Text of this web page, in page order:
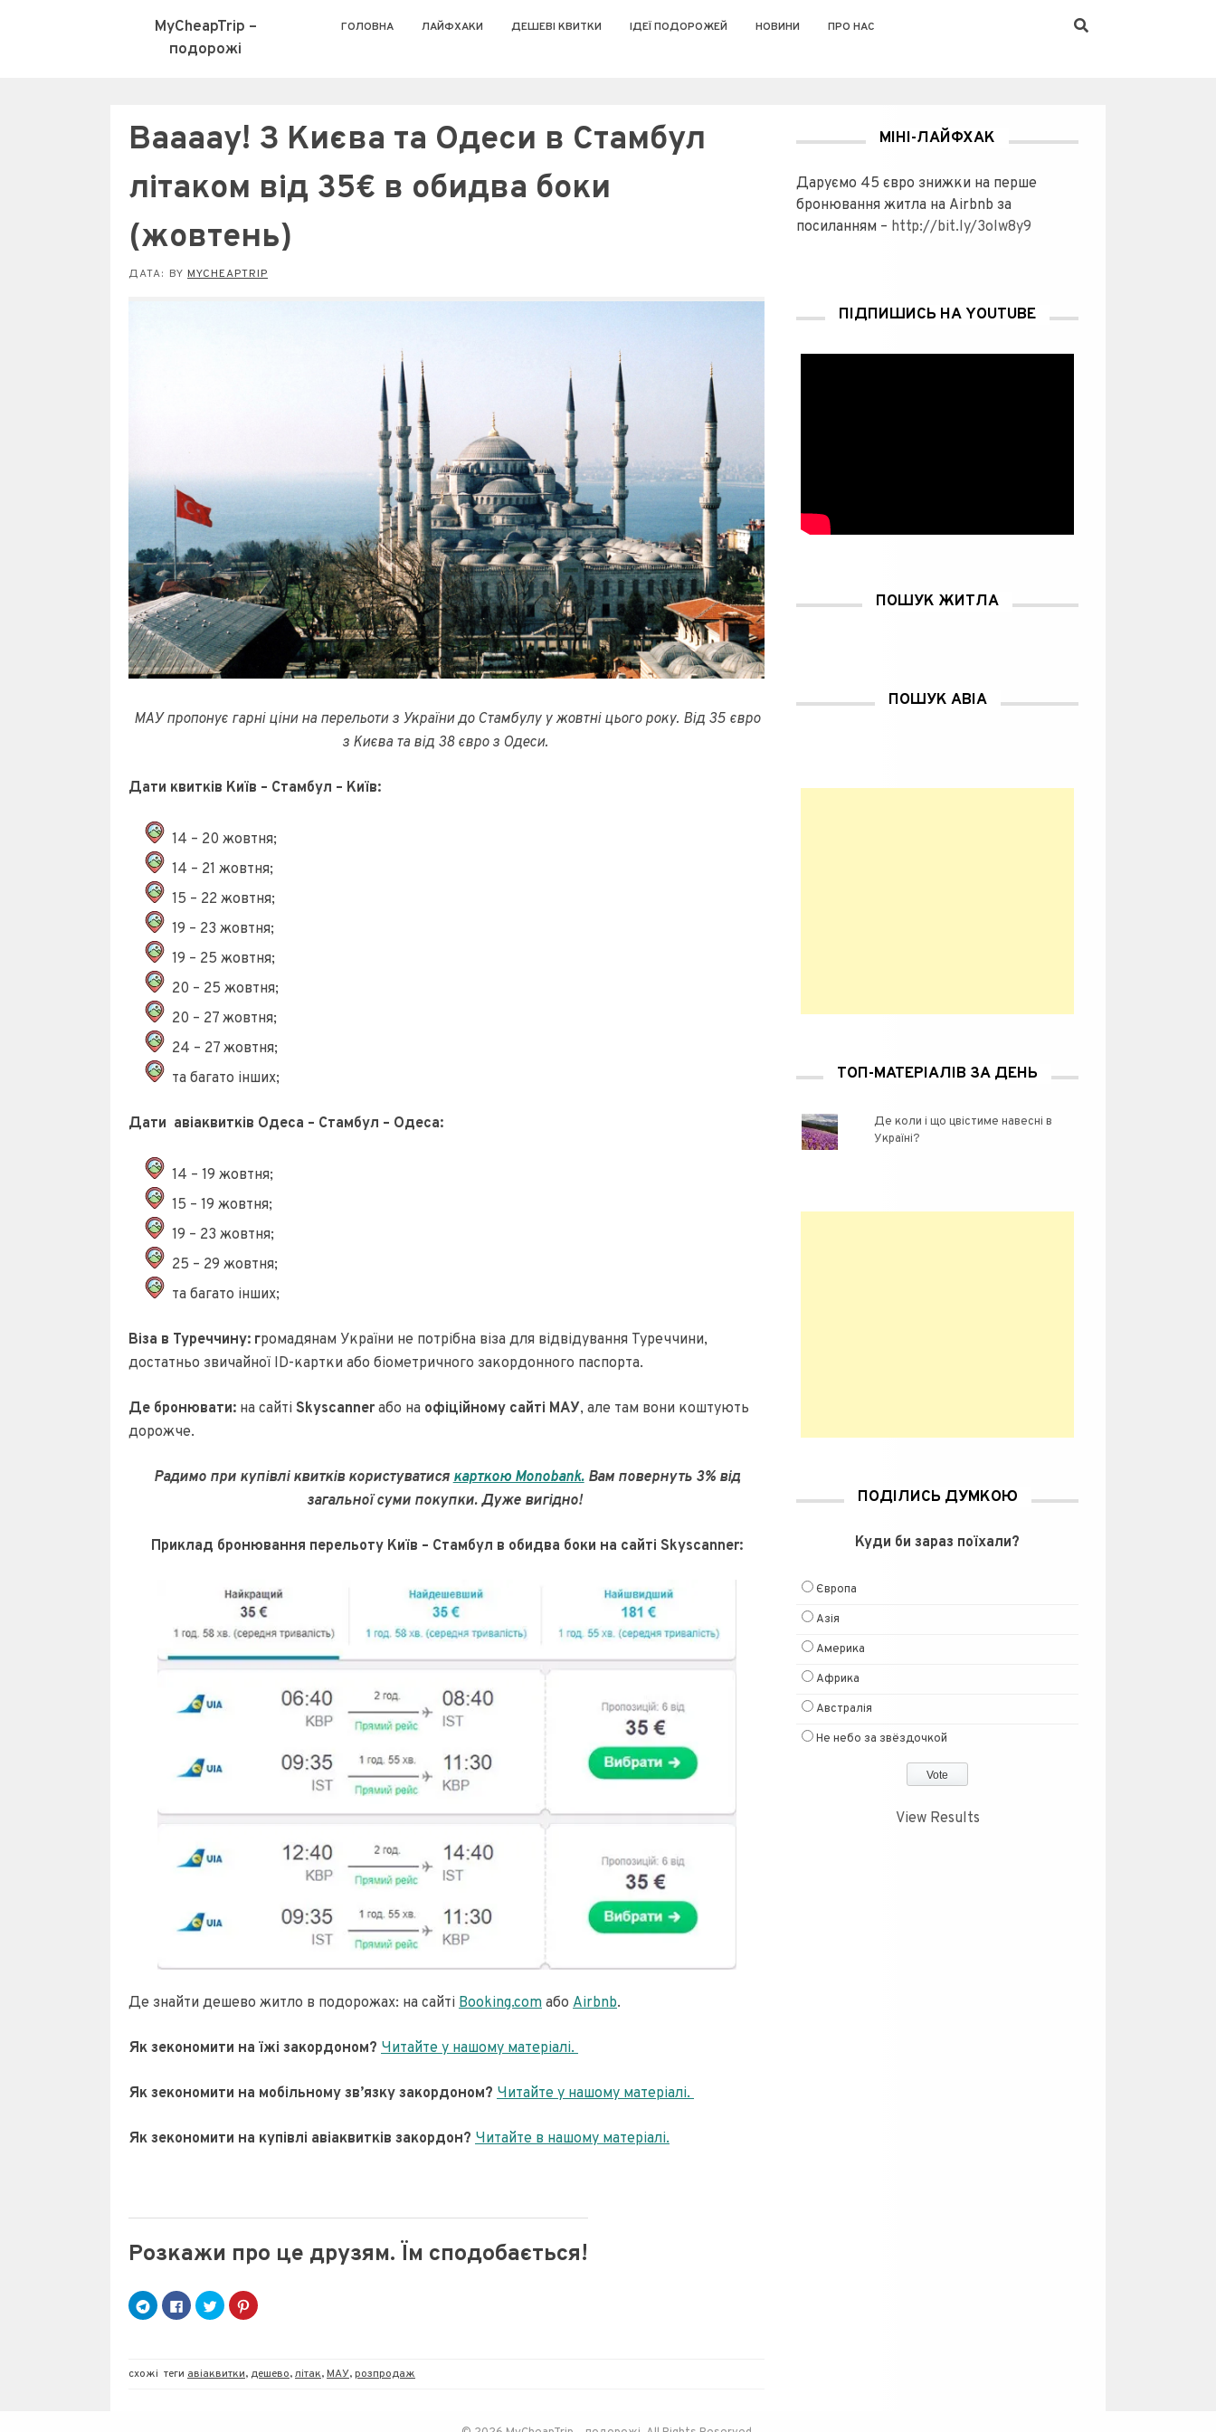
MyCheapTrip –
подорожі
ГОЛОВНА ЛАЙФХАКИ ДЕШЕВІ КВИТКИ ІДЕЇ ПОДОРОЖЕЙ НОВИНИ ПРО НАС
Ваааау! З Києва та Одеси в Стамбул
літаком від 35€ в обидва боки
(жовтень)
ДАТА: BY MYCHEAPTRIP
МАУ пропонує гарні ціни на перельоти з України до Стамбулу у жовтні цього року. Від 35 євро
з Києва та від 38 євро з Одеси.
Дати квитків Київ – Стамбул – Київ:
14 – 20 жовтня;
14 – 21 жовтня;
15 – 22 жовтня;
19 – 23 жовтня;
19 – 25 жовтня;
20 – 25 жовтня;
20 – 27 жовтня;
24 – 27 жовтня;
та багато інших;
Дати авіаквитків Одеса – Стамбул – Одеса:
14 – 19 жовтня;
15 – 19 жовтня;
19 – 23 жовтня;
25 – 29 жовтня;
та багато інших;
Віза в Туреччину: громадянам України не потрібна віза для відвідування Туреччини,
достатньо звичайної ID-картки або біометричного закордонного паспорта.
Де бронювати: на сайті Skyscanner або на офіційному сайті МАУ, але там вони коштують
дорожче.
Радимо при купівлі квитків користуватися карткою Monobank.Вам повернуть 3% від
загальної суми покупки. Дуже вигідно!
Приклад бронювання перельоту Київ – Стамбул в обидва боки на сайті Skyscanner:
Де знайти дешево житло в подорожах: на сайті Booking.com або Airbnb.
Як зекономити на їжі закордоном? Читайте у нашому матеріалі.
Як зекономити на мобільному зв’язку закордоном? Читайте у нашому матеріалі.
Як зекономити на купівлі авіаквитків закордон? Читайте в нашому матеріалі.
Розкажи про це друзям. Їм сподобається!
C
l
o
s
C
l
s
C
l
s
Н
а
т
схожі теги авіаквитки,дешево,літак,МАУ,розпродаж
МІНІ-ЛАЙФХАК
Даруємо 45 євро знижки на перше
бронювання житла на Airbnb за
посиланням – http://bit.ly/3olw8y9
ПІДПИШИСЬ НА YOUTUBE
ПОШУК ЖИТЛА
ПОШУК АВІА
ТОП-МАТЕРІАЛІВ ЗА ДЕНЬ
Де коли і що цвістиме навесні в
Україні?
ПОДІЛИСЬ ДУМКОЮ
Куди би зараз поїхали?
Європа
Азія
Америка
Африка
Австралія
Не небо за звёздочкой
View Results